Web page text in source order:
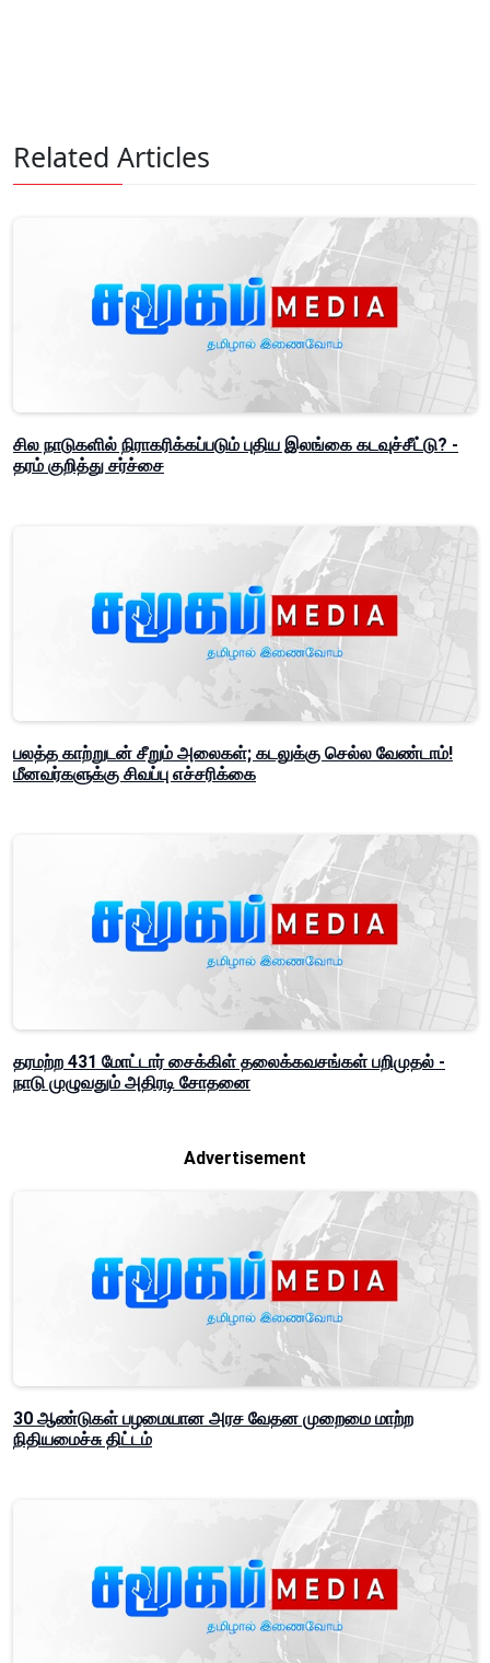
Related Articles
சில நாடுகளில் நிராகரிக்கப்படும் புதிய இலங்கை கடவுச்சீட்டு? -
தரம் குறித்து சர்ச்சை
பலத்த காற்றுடன் சீறும் அலைகள்; கடலுக்கு செல்ல வேண்டாம்!
மீனவர்களுக்கு சிவப்பு எச்சரிக்கை
தரமற்ற 431 மோட்டார் சைக்கிள் தலைக்கவசங்கள் பறிமுதல் -
நாடு முழுவதும் அதிரடி சோதனை
Advertisement
30 ஆண்டுகள் பழமையான அரச வேதன முறைமை மாற்ற
நிதியமைச்சு திட்டம்